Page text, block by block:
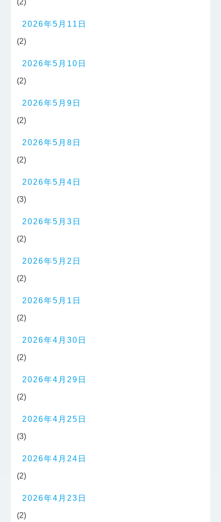
(2)
2026年5月11日
(2)
2026年5月10日
(2)
2026年5月9日
(2)
2026年5月8日
(2)
2026年5月4日
(3)
2026年5月3日
(2)
2026年5月2日
(2)
2026年5月1日
(2)
2026年4月30日
(2)
2026年4月29日
(2)
2026年4月25日
(3)
2026年4月24日
(2)
2026年4月23日
(2)